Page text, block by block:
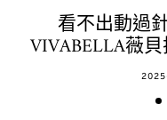
看不出動過
VIVABELLA薇